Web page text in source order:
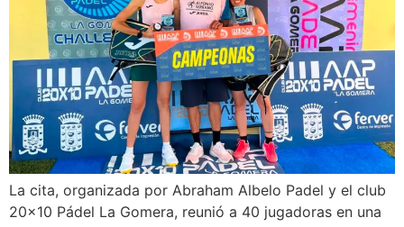
La cita, organizada por Abraham Albelo Padel y el club
20×10 Pádel La Gomera, reunió a 40 jugadoras en una